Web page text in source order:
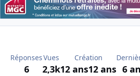
Réponses
6
Vues
2,3k
Création
12 ans12 ans 6